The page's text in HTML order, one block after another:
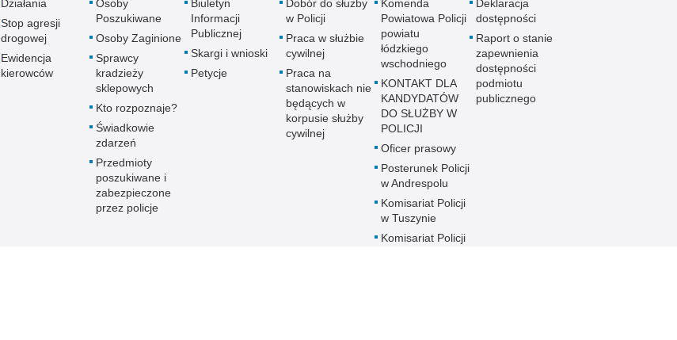
Działania
Stop agresji
drogowej
Ewidencja
kierowców
Osoby
Poszukiwane
Osoby Zaginione
Sprawcy
kradzieży
sklepowych
Kto rozpoznaje?
Świadkowie
zdarzeń
Przedmioty
poszukiwane i
zabezpieczone
przez policje
Biuletyn
Informacji
Publicznej
Skargi i wnioski
Petycje
Dobór do służby
w Policji
Praca w służbie
cywilnej
Praca na
stanowiskach nie
będących w
korpusie służby
cywilnej
Komenda
Powiatowa Policji
powiatu
łódzkiego
wschodniego
KONTAKT DLA
KANDYDATÓW
DO SŁUŻBY W
POLICJI
Oficer prasowy
Posterunek Policji
w Andrespolu
Komisariat Policji
w Tuszynie
Komisariat Policji
Deklaracja
dostępności
Raport o stanie
zapewnienia
dostępności
podmiotu
publicznego